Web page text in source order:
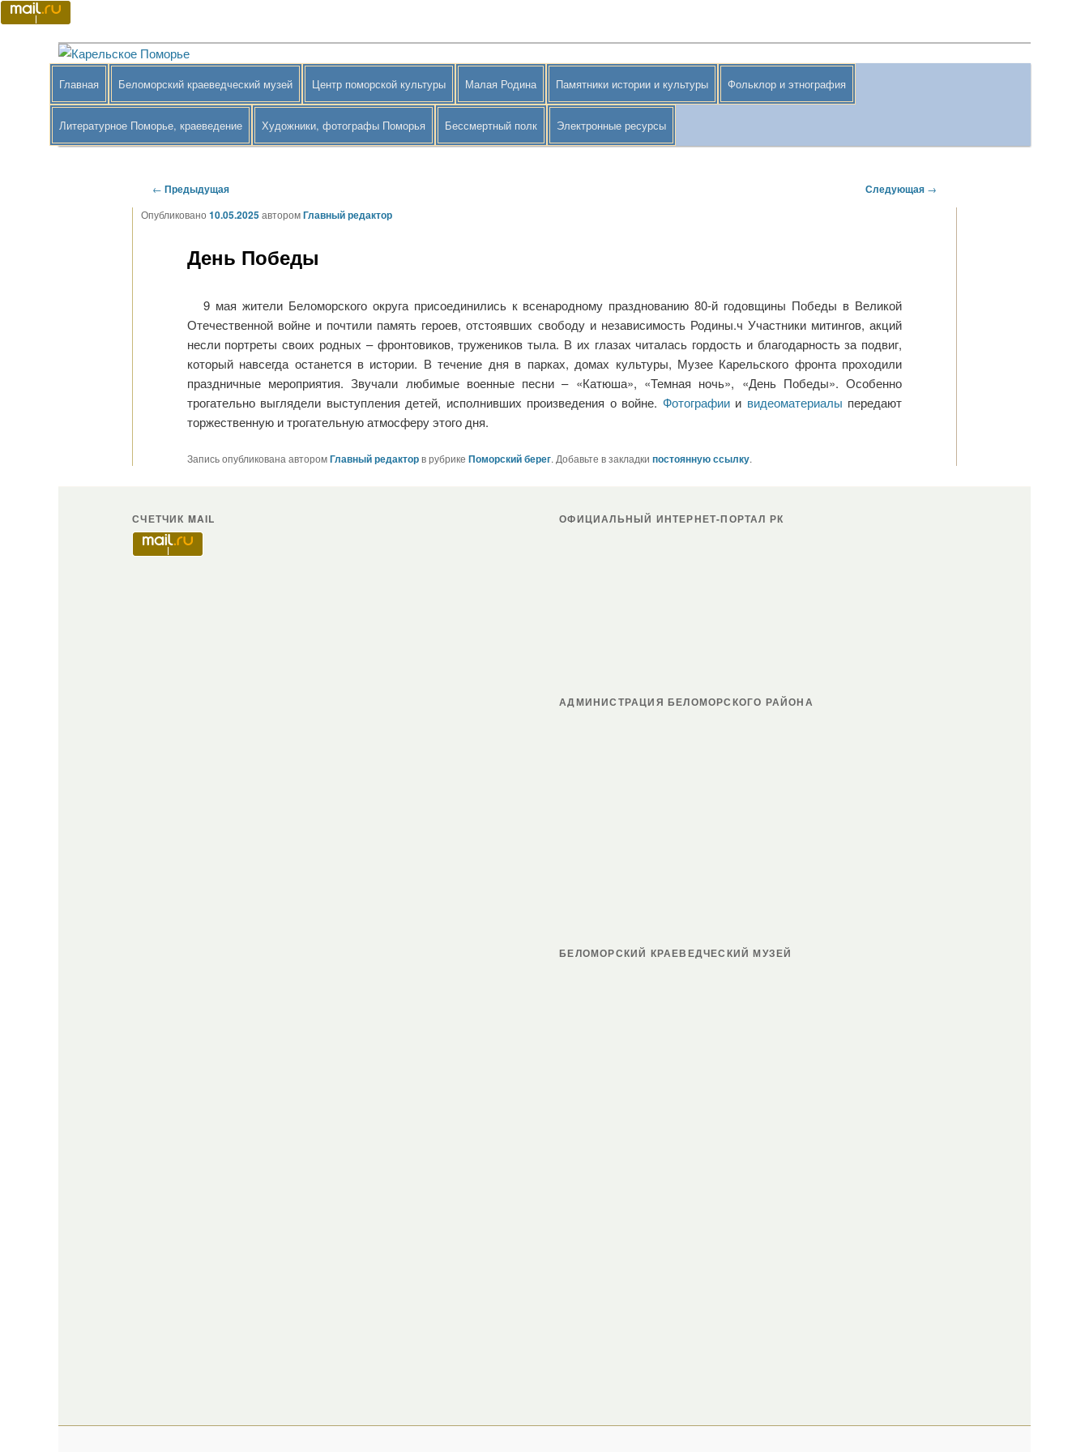
Перейти
к
основному
содержимому
Карельское Поморье
Краеведение Беломорского района
меню
Главная Беломорский краеведческий музей Центр поморской культуры Малая Родина Памятники истории и культуры Фольклор и этнография
Литературное Поморье, краеведение Художники, фотографы Поморья Бессмертный полк Электронные ресурсы
Навигация
по
← Предыдущая Следующая →
День Победы
Опубликовано10.05.2025авторомГлавный редактор
9 мая жители Беломорского округа присоединились к всенародному празднованию 80-й годовщины Победы в Великой
Отечественной войне и почтили память героев, отстоявших свободу и независимость Родины.ч Участники митингов, акций
несли портреты своих родных – фронтовиков, тружеников тыла. В их глазах читалась гордость и благодарность за подвиг,
который навсегда останется в истории. В течение дня в парках, домах культуры, Музее Карельского фронта проходили
праздничные мероприятия. Звучали любимые военные песни – «Катюша», «Темная ночь», «День Победы». Особенно
трогательно выглядели выступления детей, исполнивших произведения о войне. Фотографии и видеоматериалы передают
торжественную и трогательную атмосферу этого дня.
Запись опубликована авторомГлавный редакторв рубрике Поморский берег. Добавьте в закладки постоянную ссылку.
СЧЕТЧИК MAIL ОФИЦИАЛЬНЫЙ ИНТЕРНЕТ-ПОРТАЛ РК
АДМИНИСТРАЦИЯ БЕЛОМОРСКОГО РАЙОНА
БЕЛОМОРСКИЙ КРАЕВЕДЧЕСКИЙ МУЗЕЙ